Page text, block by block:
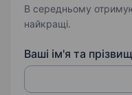
В середньому
найкращі.
Ваші ім'я та